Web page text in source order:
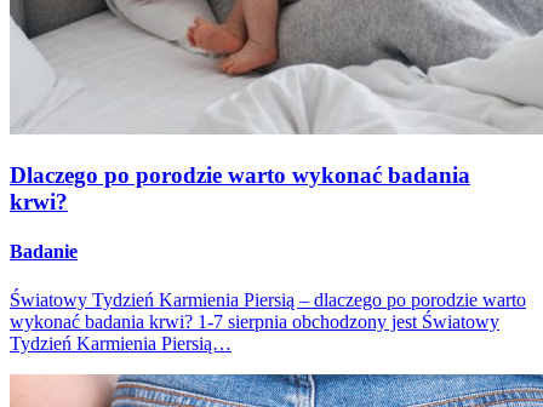
Dlaczego po porodzie warto wykonać badania
krwi?
Badanie
Światowy Tydzień Karmienia Piersią – dlaczego po porodzie warto
wykonać badania krwi? 1-7 sierpnia obchodzony jest Światowy
Tydzień Karmienia Piersią…